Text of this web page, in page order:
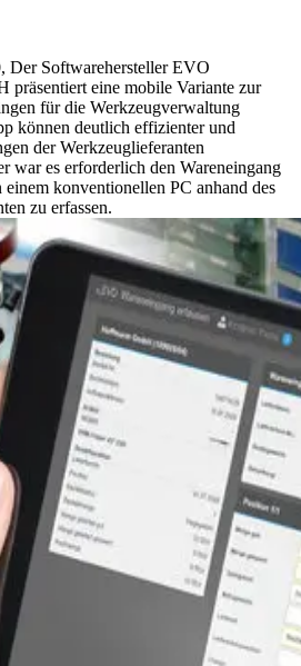
Der Softwarehersteller EVO
präsentiert eine mobile Variante zur
für die Werkzeugverwaltung
können deutlich effizienter und
der Werkzeuglieferanten
war es erforderlich den Wareneingang
konventionellen PC anhand des
zu erfassen.